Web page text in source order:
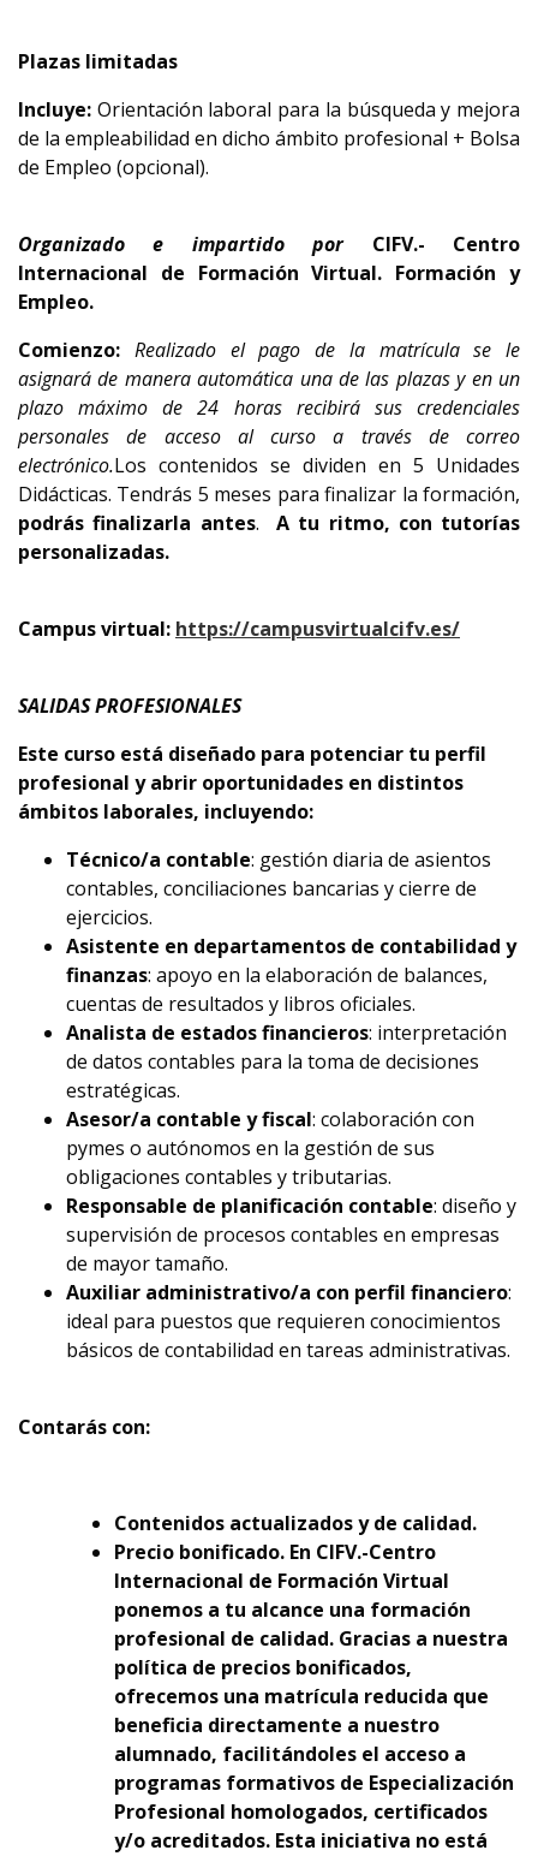
Plazas limitadas
Incluye: Orientación laboral para la búsqueda y mejora
de la empleabilidad en dicho ámbito profesional + Bolsa
de Empleo (opcional).
Organizado e impartido por CIFV.- Centro
Internacional de Formación Virtual. Formación y
Empleo.
Comienzo: Realizado el pago de la matrícula se le
asignará de manera automática una de las plazas y en un
plazo máximo de 24 horas recibirá sus credenciales
personales de acceso al curso a través de correo
electrónico.Los contenidos se dividen en 5 Unidades
Didácticas. Tendrás 5 meses para finalizar la formación,
podrás finalizarla antes.
A tu ritmo, con tutorías
personalizadas.
Campus virtual: https://campusvirtualcifv.es/
SALIDAS PROFESIONALES
Este curso está diseñado para potenciar tu perfil
profesional y abrir oportunidades en distintos
ámbitos laborales, incluyendo:
Técnico/a contable: gestión diaria de asientos
contables, conciliaciones bancarias y cierre de
ejercicios.
Asistente en departamentos de contabilidad y
finanzas: apoyo en la elaboración de balances,
cuentas de resultados y libros oficiales.
Analista de estados financieros: interpretación
de datos contables para la toma de decisiones
estratégicas.
Asesor/a contable y fiscal: colaboración con
pymes o autónomos en la gestión de sus
obligaciones contables y tributarias.
Responsable de planificación contable: diseño y
supervisión de procesos contables en empresas
de mayor tamaño.
Auxiliar administrativo/a con perfil financiero:
ideal para puestos que requieren conocimientos
básicos de contabilidad en tareas administrativas.
Contarás con:
Contenidos actualizados y de calidad.
Precio bonificado. En CIFV.-Centro
Internacional de Formación Virtual
ponemos a tu alcance una formación
profesional de calidad. Gracias a nuestra
política de precios bonificados,
ofrecemos una matrícula reducida que
beneficia directamente a nuestro
alumnado, facilitándoles el acceso a
programas formativos de Especialización
Profesional homologados, certificados
y/o acreditados. Esta iniciativa no está